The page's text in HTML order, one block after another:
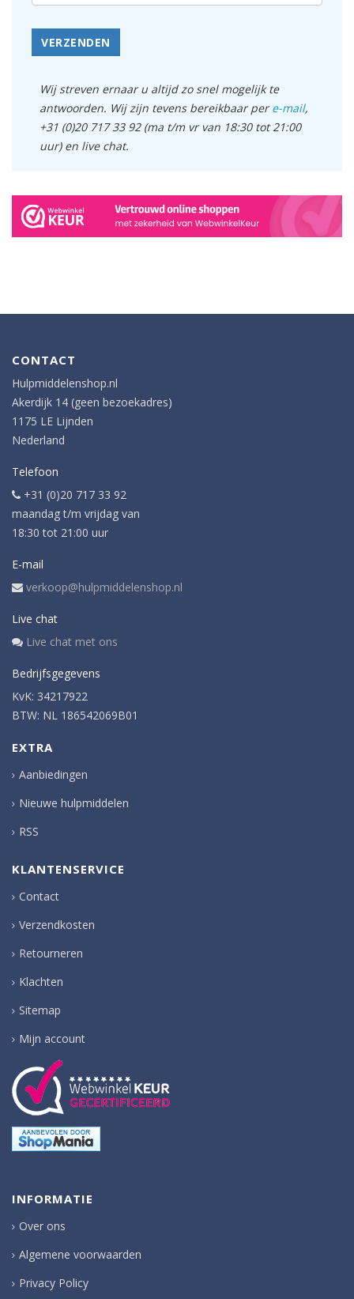
VERZENDEN
Wij streven ernaar u altijd zo snel mogelijk te
antwoorden. Wij zijn tevens bereikbaar pere-mail,
+31 (0)20 717 33 92 (ma t/m vr van 18:30 tot 21:00
uur) en live chat.
CONTACT
Hulpmiddelenshop.nl
Akerdijk 14 (geen bezoekadres)
1175 LE Lijnden
Nederland
Telefoon
+31 (0)20 717 33 92
maandag t/m vrijdag van
18:30 tot 21:00 uur
E-mail
verkoop@hulpmiddelenshop.nl
Live chat
Live chat met ons
Bedrijfsgegevens
KvK: 34217922
BTW: NL 186542069B01
EXTRA
Aanbiedingen
Nieuwe hulpmiddelen
RSS
KLANTENSERVICE
Contact
Verzendkosten
Retourneren
Klachten
Sitemap
Mijn account
INFORMATIE
Over ons
Algemene voorwaarden
Privacy Policy